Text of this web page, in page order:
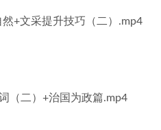
+文采提升技巧（二）.mp4
（二）+治国为政篇.mp4